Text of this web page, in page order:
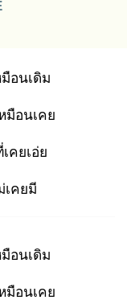
อนเดิม
มือนเคย
คยเอ่ย
เคยมี
อนเดิม
มือนเคย